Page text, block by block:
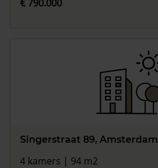
€ 790.000
Singerstraat 89, Amsterdam
4 kamers | 94 m2